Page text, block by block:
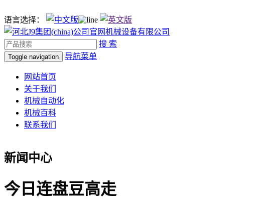
语言选择：
搜 索
Toggle navigation 导航菜单
网站首页
关于我们
机械自动化
机械百科
联系我们
新闻中心
今日连盘豆高走